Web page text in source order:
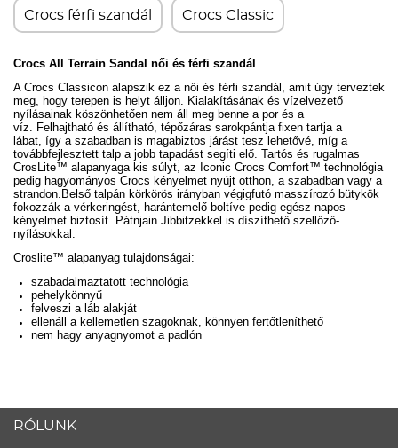
Crocs férfi szandál Crocs Classic
Crocs All Terrain Sandal női és férfi szandál
A Crocs Classicon alapszik ez a női és férfi szandál, amit úgy terveztek
meg, hogy terepen is helyt álljon. Kialakításának és vízelvezető
nyílásainak köszönhetően nem áll meg benne a por és a
víz. Felhajtható és állítható, tépőzáras sarokpántja fixen tartja a
lábat, így a szabadban is magabiztos járást tesz lehetővé, míg a
továbbfejlesztett talp a jobb tapadást segíti elő. Tartós és rugalmas
CrosLite™ alapanyagakis súlyt, az Iconic Crocs Comfort™ technológia
pedig hagyományos Crocs kényelmet nyújt otthon, a szabadban vagy a
strandon. Belső talpán körkörös irányban végigfutó masszírozó bütykök
fokozzák a vérkeringést, harántemelő boltíve pedig egész napos
kényelmet biztosít. Pátnjain Jibbitzekkel is díszíthető szellőző-
nyílásokkal.
Croslite™ alapanyag tulajdonságai:
szabadalmaztatott technológia
pehelykönnyű
felveszi a láb alakját
ellenáll a kellemetlen szagoknak, könnyen fertőtleníthető
nem hagy anyagnyomot a padlón
RÓLUNK